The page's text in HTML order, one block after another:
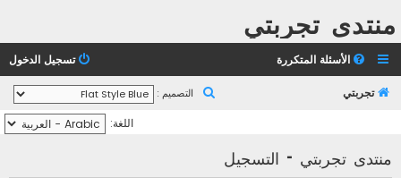
منتدى تجربتي
الأسئلة المتكررة تسجيل الدخول
تجربتي التصميم :
اللغة:
منتدى تجربتي - التسجيل